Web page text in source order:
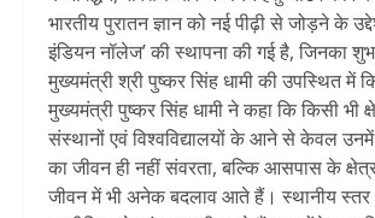
भारतीय पुरातन ज्ञान को नई पीढ़ी से जोड़ने के
इंडियन नॉलेज’ की स्थापना की गई है, जिनका
मुख्यमंत्री श्री पुष्कर सिंह धामी की उपस्थित में
मुख्यमंत्री पुष्कर सिंह धामी ने कहा कि किसी भी
संस्थानों एवं विश्वविद्यालयों के आने से केवल
का जीवन ही नहीं संवरता, बल्कि आसपास के
जीवन में भी अनेक बदलाव आते हैं। स्थानीय स्तर